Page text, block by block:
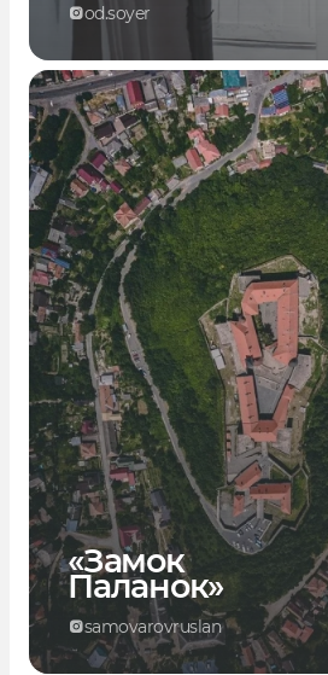
od.soyer
«Замок
Паланок»
samovarovruslan